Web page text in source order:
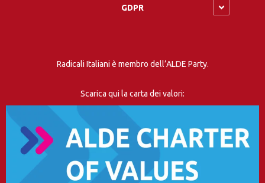
GDPR
Radicali Italiani è membro dell’ALDE Party.
Scarica qui la carta dei valori: